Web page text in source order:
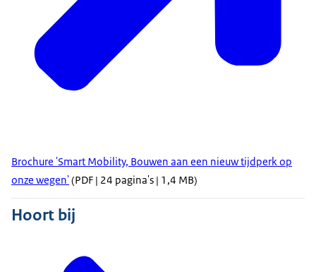
Brochure 'Smart Mobility, Bouwen aan een nieuw tijdperk op
onze wegen'(PDF | 24 pagina's | 1,4 MB)
Hoort bij